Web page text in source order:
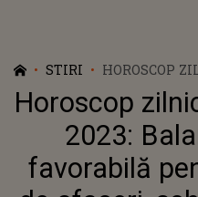
STIRI
HOROSCOP
BALANȚELE
NEGOCIERILE
LOCULUI DE
CARIEREI.
ÎNCEARCĂ
Horoscop
2023:
favorabilă